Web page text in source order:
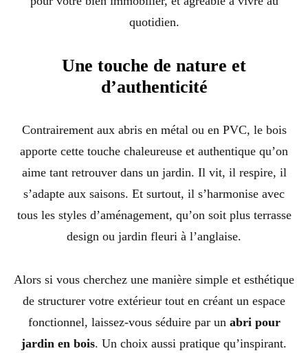
quotidien.
Une touche de nature et
d’authenticité
Contrairement aux abris en métal ou en PVC, le bois
apporte cette touche chaleureuse et authentique qu’on
aime tant retrouver dans un jardin. Il vit, il respire, il
s’adapte aux saisons. Et surtout, il s’harmonise avec
tous les styles d’aménagement, qu’on soit plus terrasse
design ou jardin fleuri à l’anglaise.
Alors si vous cherchez une manière simple et esthétique
de structurer votre extérieur tout en créant un espace
fonctionnel, laissez-vous séduire par un abri pour
jardin en bois. Un choix aussi pratique qu’inspirant.